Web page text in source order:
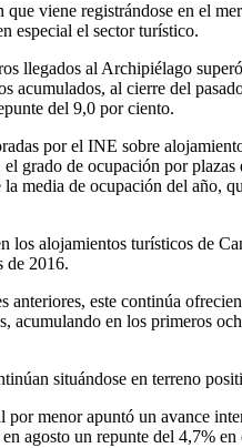
viene registrándose en el
especial el sector turístico.
llegados al Archipiélago
acumulados, al cierre del
del 9,0 por ciento.
por el INE sobre
grado de ocupación por
media de ocupación del
los alojamientos turísticos de
de 2016.
anteriores, este continúa
acumulando en los primeros
situándose en terreno
menor apuntó un avance
agosto un repunte del 4,7%